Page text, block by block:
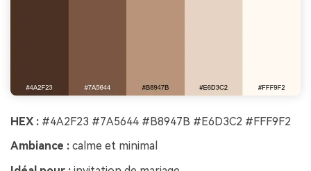
HEX : #4A2F23 #7A5644 #B8947B #E6D3C2 #FFF9F2
Ambiance : calme et minimal